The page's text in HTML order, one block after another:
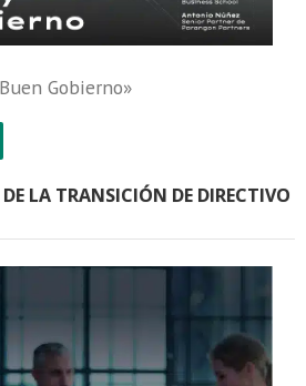
Gobierno»
LA TRANSICIÓN DE DIRECTIVO